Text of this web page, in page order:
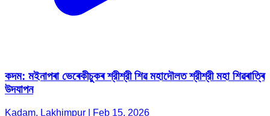
কদম: মইনাপৰা ভেৰেকীচুকৰ শ্রীশ্রী শিৱ মহাদৌলত শ্রীশ্রী মহা শিৱৰাত্ৰি
উদযাপন
Kadam, Lakhimpur | Feb 15, 2026